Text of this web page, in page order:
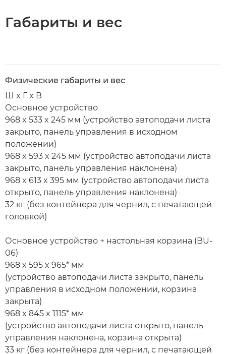
Габариты и вес
Физические габариты и вес
Ш x Г x В
Основное устройство
968 x 533 x 245 мм (устройство автоподачи листа
закрыто, панель управления в исходном
положении)
968 x 593 x 245 мм (устройство автоподачи листа
закрыто, панель управления наклонена)
968 x 613 x 395 мм (устройство автоподачи листа
открыто, панель управления наклонена)
32 кг (без контейнера для чернил, с печатающей
головкой)
Основное устройство + настольная корзина (BU-
06)
968 x 595 x 965* мм
(устройство автоподачи листа закрыто, панель
управления в исходном положении, корзина
закрыта)
968 x 845 x 1115* мм
(устройство автоподачи листа открыто, панель
управления наклонена, корзина открыта)
33 кг (без контейнера для чернил, с печатающей